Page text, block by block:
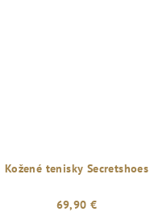
Kožené tenisky Secretshoes
69,90 €